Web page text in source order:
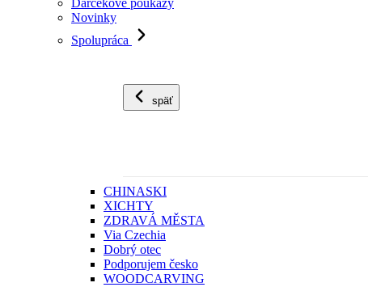
Novinky
Spolupráca
späť
CHINASKI
XICHTY
ZDRAVÁ MĚSTA
Via Czechia
Dobrý otec
Podporujem česko
WOODCARVING